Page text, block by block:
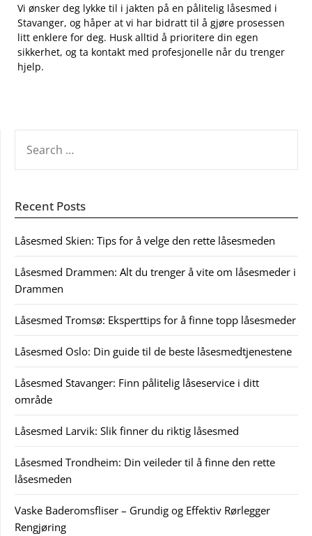
Vi ønsker deg lykke ⁢til i ‌jakten på en pålitelig låsesmed i
Stavanger, og‍ håper ⁢at vi har bidratt til å gjøre prosessen
litt enklere for deg. ⁣Husk alltid å prioritere din egen
sikkerhet, og ta kontakt med profesjonelle når du ‌trenger
hjelp.
FOR:
Recent Posts
Låsesmed Skien: Tips for å velge den rette låsesmeden
Låsesmed Drammen: Alt du trenger å vite om låsesmeder i
Drammen
Låsesmed Tromsø: Eksperttips for å finne topp låsesmeder
Låsesmed Oslo: Din guide til de beste låsesmedtjenestene
Låsesmed Stavanger: Finn pålitelig låseservice i ditt
område
Låsesmed Larvik: Slik finner du riktig låsesmed
Låsesmed Trondheim: Din veileder til å finne den rette
låsesmeden
Vaske Baderomsfliser – Grundig og Effektiv Rørlegger
Rengjøring